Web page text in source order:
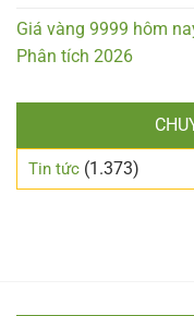
Giá vàng 9999 hôm
Phân tích 2026
Tin tức (1.373)